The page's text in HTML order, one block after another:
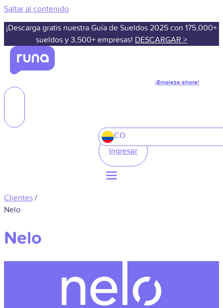
Saltar al contenido
¡Descarga gratis nuestra Guía de Sueldos 2025 con 175,000+
sueldos y 3,500+ empresas! DESCARGAR >
¡Empieza ahora!
CO
Ingresar
Clientes /
Nelo
Nelo